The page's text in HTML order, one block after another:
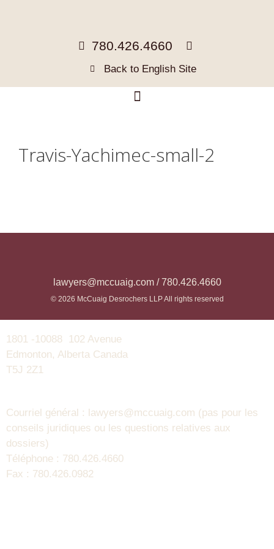
780.426.4660
Back to English Site
Travis-Yachimec-small-2
lawyers@mccuaig.com / 780.426.4660
© 2026 McCuaig Desrochers LLP All rights reserved
1801 -10088 102 Avenue
Edmonton, Alberta Canada
T5J 2Z1
Courriel général : lawyers@mccuaig.com (pas pour les
conseils juridiques ou les questions relatives aux
dossiers)
Téléphone : 780.426.4660
Fax : 780.426.0982